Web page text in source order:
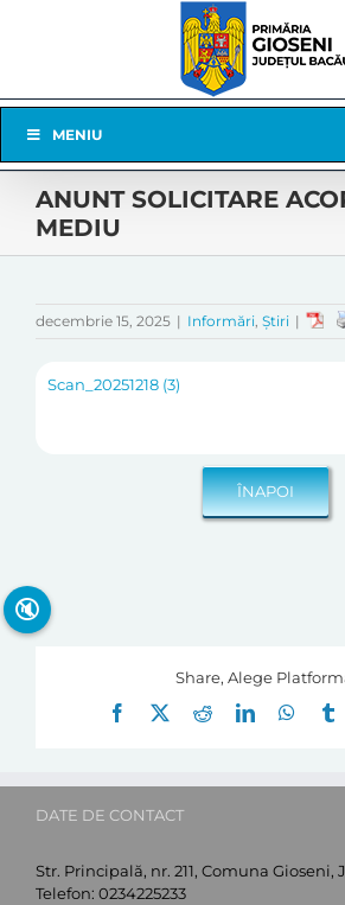
Navigation
MENIU
ANUNT SOLICITARE
MEDIU
decembrie 15, 2025 | Informări, Știri |
Scan_20251218 (3)
Share, Alege
Facebook
RedditLinkedIn
DATE DE CONTACT
Str. Principală, nr. 211, Comuna
Telefon: 0234225233
🔇